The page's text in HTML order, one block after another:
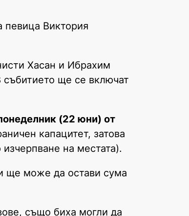
Виктория
Хасан и Ибрахим
събитието ще се включат
(22 юни) от
капацитет, затова
на местата).
ще може да остави сума
също биха могли да